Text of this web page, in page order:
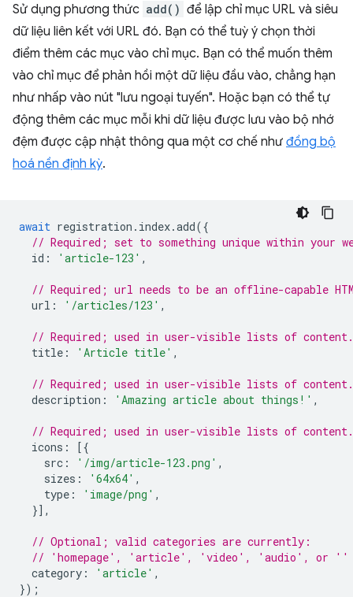
Sử dụng phương thức add() để lập chỉ mục URL và siêu
dữ liệu liên kết với URL đó. Bạn có thể tuỳ ý chọn thời
điểm thêm các mục vào chỉ mục. Bạn có thể muốn thêm
vào chỉ mục để phản hồi một dữ liệu đầu vào, chẳng hạn
như nhấp vào nút "lưu ngoại tuyến". Hoặc bạn có thể tự
động thêm các mục mỗi khi dữ liệu được lưu vào bộ nhớ
đệm được cập nhật thông qua một cơ chế như đồng bộ
hoá nền định kỳ.
await registration . index.add({
// Required; set to something unique within your
id : 'article-123' ,
// Required; url needs to be an offline-capable
url : '/articles/123' ,
// Required; used in user-visible lists of content.
title : 'Article title' ,
// Required; used in user-visible lists of content.
description : 'Amazing article about things!' ,
// Required; used in user-visible lists of content.
icons :
[{
src : '/img/article-123.png' ,
sizes : '64x64' ,
type : 'image/png' ,
}],
// Optional; valid categories are currently:
// 'homepage', 'article', 'video', 'audio', or ''
category : 'article' ,
});